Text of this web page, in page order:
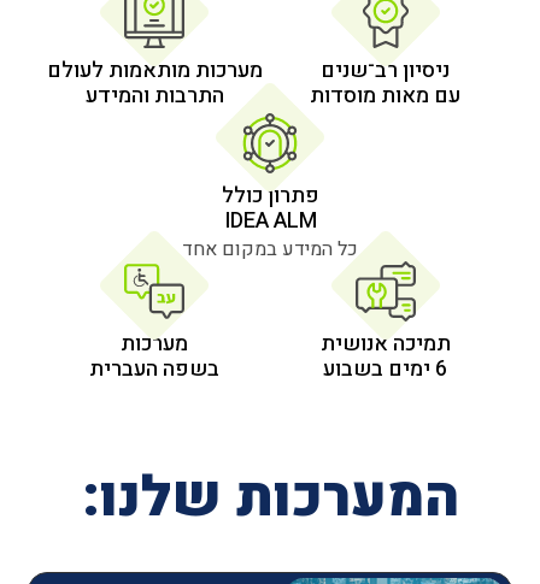
מוסדות
מערכות מותאמות לעולם
התרבות והמידע
כל המידע במקום אחד
מערכות
בשפה העברית
שלנו: